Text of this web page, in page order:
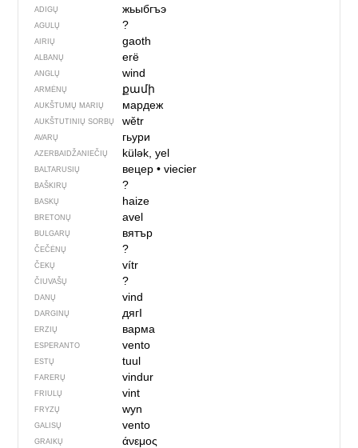
ADIGŲ жьыбгъэ
AGULŲ ?
AIRIŲ gaoth
ALBANŲ erë
ANGLŲ wind
ARMĖNŲ քամի
AUKŠTUMŲ MARIŲ мардеж
AUKŠTUTINIŲ SORBŲ wětr
AVARŲ гьури
AZERBAIDŽANIEČIŲ külək, yel
BALTARUSIŲ вецер• viecier
BAŠKIRŲ ?
BASKŲ haize
BRETONŲ avel
BULGARŲ вятър
ČEČĖNŲ ?
ČEKŲ vítr
ČIUVAŠŲ ?
DANŲ vind
DARGINŲ дягI
ERZIŲ варма
ESPERANTO vento
ESTŲ tuul
FARERŲ vindur
FRIULŲ vint
FRYZŲ wyn
GALISŲ vento
GRAIKŲ άνεμος